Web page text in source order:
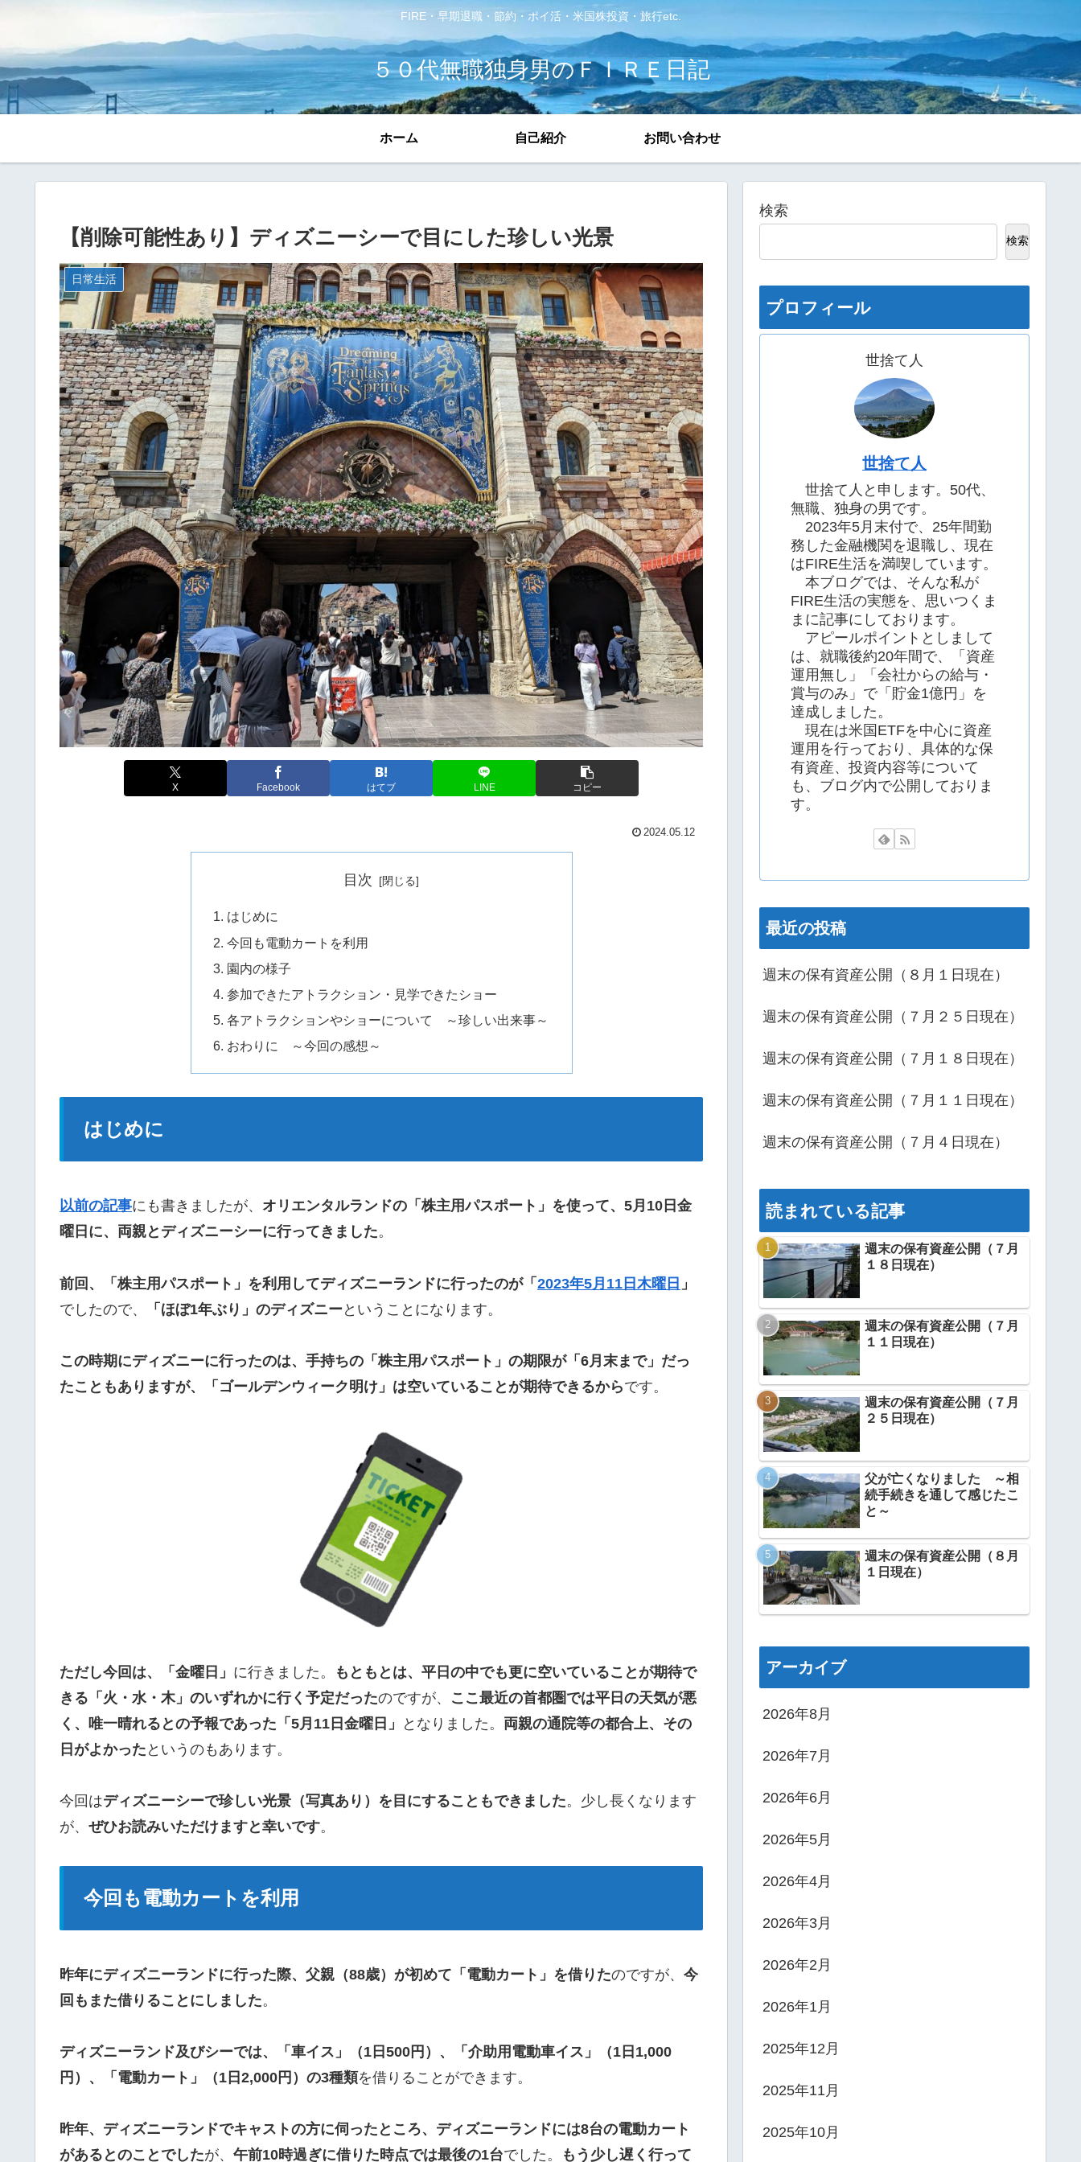
FIRE・早期退職・節約・ポイ活・米国株投資・旅行etc.
５０代無職独身男のＦＩＲＥ日記
ホーム 自己紹介 お問い合わせ
【削除可能性あり】ディズニーシーで目にした珍しい光景
日常生活
X Facebook はてブ LINE コピー
2024.05.12
目次
はじめに
今回も電動カートを利用
園内の様子
参加できたアトラクション・見学できたショー
各アトラクションやショーについて ～珍しい出来事～
おわりに ～今回の感想～
はじめに
以前の記事にも書きましたが、 オリエンタルランドの「株主用パスポート」を使って、5月10日金
曜日に、両親とディズニーシーに行ってきました。
前回、「株主用パスポート」を利用してディズニーランドに行ったのが「 2023年5月11日木曜日 」
でしたので、
「ほぼ1年ぶり」のディズニーということになります。
この時期にディズニーに行ったのは、手持ちの「株主用パスポート」の期限が「6月末まで」だっ
たこともありますが、「ゴールデンウィーク明け」は空いていることが期待できるからです。
ただし今回は、「金曜日」 に行きました。
もともとは、平日の中でも更に空いていることが期待で
きる「火・水・木」のいずれかに行く予定だったのですが、 ここ最近の首都圏では平日の天気が悪
く、唯一晴れるとの予報であった「5月11日金曜日」
となりました。 両親の通院等の都合上、その
日がよかった というのもあります。
今回はディズニーシーで珍しい光景（写真あり）を目にすることもできました。少し長くなります
が、 ぜひお読みいただけますと幸いです。
今回も電動カートを利用
昨年にディズニーランドに行った際、父親（88歳）が初めて「電動カート」を借りたのですが、 今
回もまた借りることにしました。
ディズニーランド及びシーでは、「車イス」（1日500円）、「介助用電動車イス」（1日1,000
円）、「電動カート」（1日2,000円）の3種類を借りることができます。
昨年、ディズニーランドでキャストの方に伺ったところ、ディズニーランドには8台の電動カート
があるとのことでしたが、 午前10時過ぎに借りた時点では最後の1台でした。 もう少し遅く行って
検索
検索
プロフィール
世捨て人
世捨て人
世捨て人と申します。50代、
無職、独身の男です。
2023年5月末付で、25年間勤
務した金融機関を退職し、現在
はFIRE生活を満喫しています。
本ブログでは、そんな私が
FIRE生活の実態を、思いつくま
まに記事にしております。
アピールポイントとしまして
は、就職後約20年間で、「資産
運用無し」「会社からの給与・
賞与のみ」で「貯金1億円」を
達成しました。
現在は米国ETFを中心に資産
運用を行っており、具体的な保
有資産、投資内容等について
も、ブログ内で公開しておりま
す。
最近の投稿
週末の保有資産公開（８月１日現在）
週末の保有資産公開（７月２５日現在）
週末の保有資産公開（７月１８日現在）
週末の保有資産公開（７月１１日現在）
週末の保有資産公開（７月４日現在）
読まれている記事
週末の保有資産公開（７月
１８日現在）
週末の保有資産公開（７月
１１日現在）
週末の保有資産公開（７月
２５日現在）
父が亡くなりました ～相
続手続きを通して感じたこ
と～
週末の保有資産公開（８月
１日現在）
アーカイブ
2026年8月
2026年7月
2026年6月
2026年5月
2026年4月
2026年3月
2026年2月
2026年1月
2025年12月
2025年11月
2025年10月